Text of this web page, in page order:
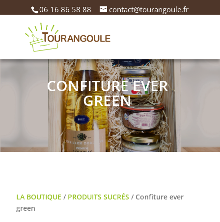
06 16 86 58 88 contact@tourangoule.fr
CONFITURE EVER
GREEN
LA BOUTIQUE / PRODUITS SUCRÉS / Confiture ever
green